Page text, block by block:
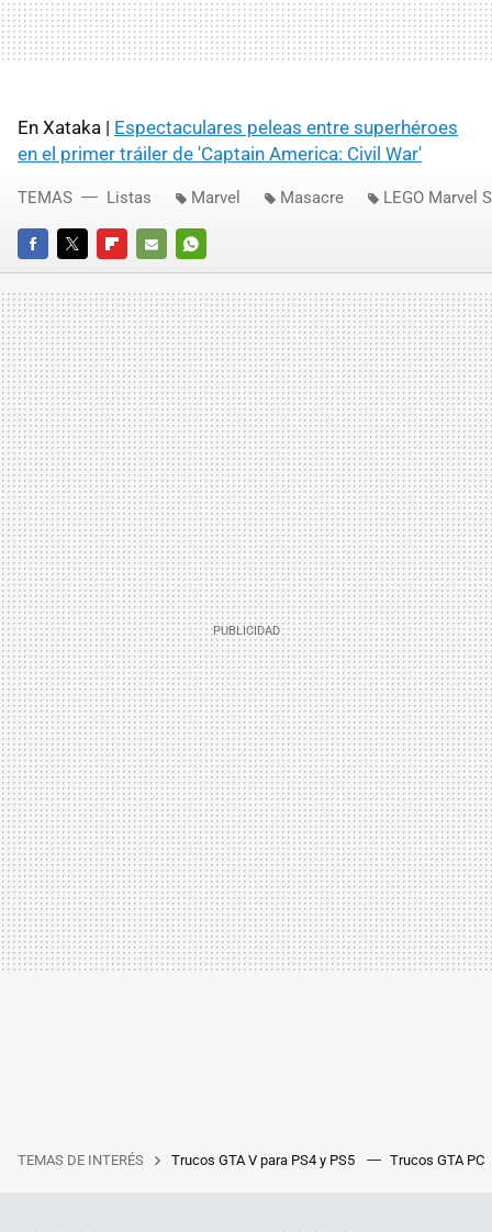
En Xataka | Espectaculares peleas entre superhéroes
en el primer tráiler de 'Captain America: Civil War'
FACEBOOKTWITTERFLIPBOARD
E-
MAIL
WHATSAPP
TEMAS Listas Marvel Masacre LEGO Marvel
TEMAS DE INTERÉS Trucos GTA V para PS4 y PS5 Trucos GTA PC